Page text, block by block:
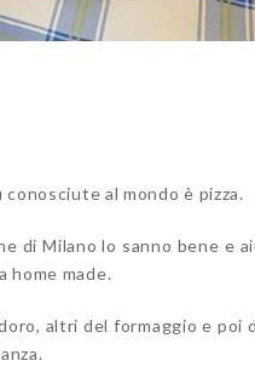
al mondo è pizza.
di Milano lo sanno bene e
home made.
altri del formaggio e poi